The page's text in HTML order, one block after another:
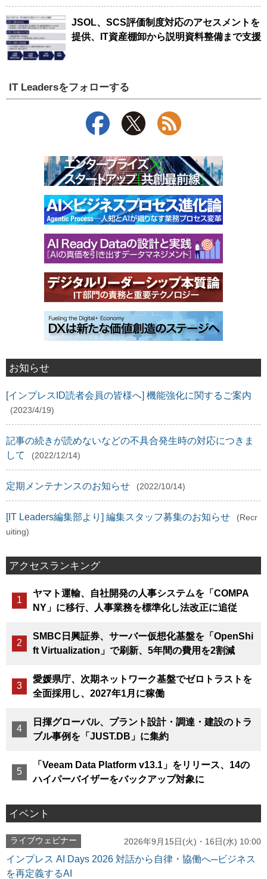
JSOL、SCS評価制度対応のアセスメントを
提供、IT資産棚卸から説明資料整備まで支援
IT Leadersをフォローする
お知らせ
[インプレスID読者会員の皆様へ] 機能強化に関するご案内
(2023/4/19)
記事の続きが読めないなどの不具合発生時の対応につきま
して
(2022/12/14)
定期メンテナンスのお知らせ (2022/10/14)
[IT Leaders編集部より] 編集スタッフ募集のお知らせ
(Recr
uiting)
アクセスランキング
ヤマト運輸、自社開発の人事システムを「COMPA
NY」に移行、人事業務を標準化し法改正に追従
SMBC日興証券、サーバー仮想化基盤を「OpenShi
ft Virtualization」で刷新、5年間の費用を2割減
愛媛県庁、次期ネットワーク基盤でゼロトラストを
全面採用し、2027年1月に稼働
日揮グローバル、プラント設計・調達・建設のトラ
ブル事例を「JUST.DB」に集約
「Veeam Data Platform v13.1」をリリース、14の
ハイパーバイザーをバックアップ対象に
イベント
ライブウェビナー 2026年9月15日(火)・16日(水) 10:00
インプレス AI Days 2026 対話から自律・協働へ─ビジネス
を再定義するAI